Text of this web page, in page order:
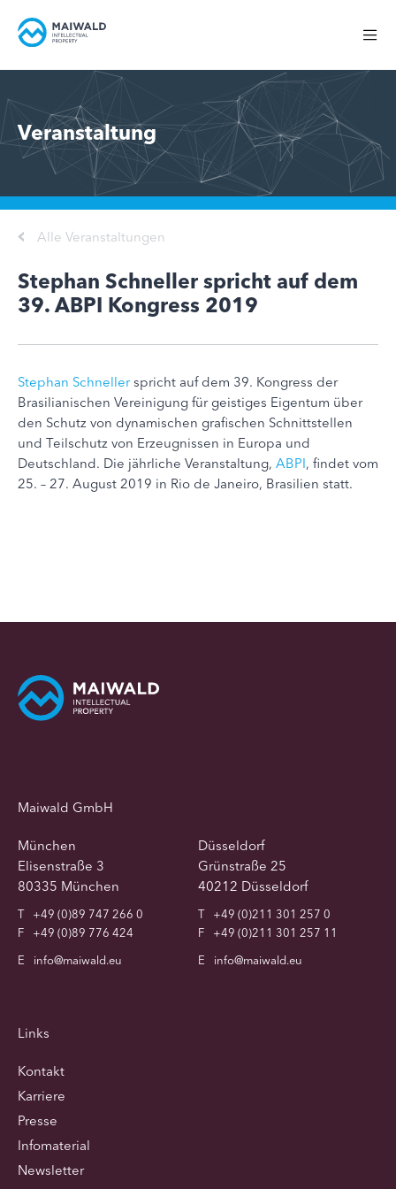
Veranstaltung
Alle Veranstaltungen
Stephan Schneller spricht auf dem
39. ABPI Kongress 2019
Stephan Schnellerspricht auf dem 39. Kongress der
Brasilianischen Vereinigung für geistiges Eigentum über
den Schutz von dynamischen grafischen Schnittstellen
und Teilschutz von Erzeugnissen in Europa und
Deutschland. Die jährliche Veranstaltung, ABPI, findet vom
25. – 27. August 2019 in Rio de Janeiro, Brasilien statt.
Maiwald GmbH
München
Elisenstraße 3
80335 München
T
+49 (0)89 747 266 0
F
+49 (0)89 776 424
E
info@maiwald.eu
Düsseldorf
Grünstraße 25
40212 Düsseldorf
T
+49 (0)211 301 257 0
F
+49 (0)211 301 257 11
E
info@maiwald.eu
Links
Kontakt
Karriere
Presse
Infomaterial
Newsletter